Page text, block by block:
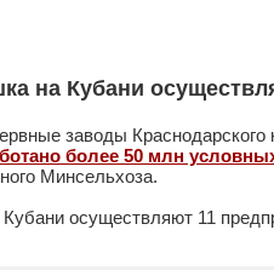
на Кубани
заводы
более 50 млн
Минсельхоза.
осуществляют 11